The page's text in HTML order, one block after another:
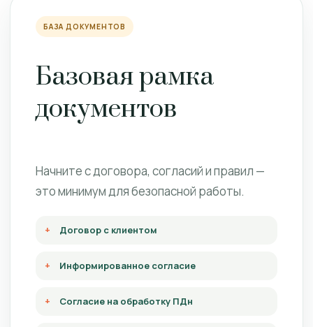
БАЗА ДОКУМЕНТОВ
Базовая рамка
документов
Начните с договора, согласий и правил —
это минимум для безопасной работы.
Договор с клиентом
Информированное согласие
Согласие на обработку ПДн